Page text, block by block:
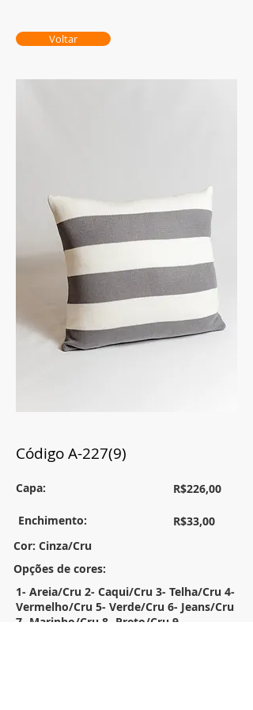
Voltar
Código A-227(9)
Capa:
Enchimento:
R$226,00
R$33,00
Cor: Cinza/Cru
Opções de cores:
1- Areia/Cru 2- Caqui/Cru 3- Telha/Cru 4-
Vermelho/Cru 5- Verde/Cru 6- Jeans/Cru
7- Marinho/Cru 8- Preto/Cru 9-